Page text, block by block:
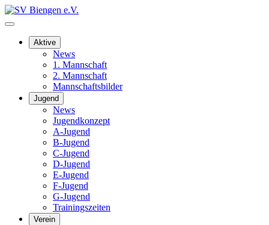
Aktive
News
1. Mannschaft
2. Mannschaft
Mannschaftsbilder
Jugend
News
Jugendkonzept
A-Jugend
B-Jugend
C-Jugend
D-Jugend
E-Jugend
F-Jugend
G-Jugend
Trainingszeiten
Verein